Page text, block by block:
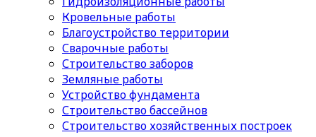
Кровельные работы
Благоустройство территории
Сварочные работы
Строительство заборов
Земляные работы
Устройство фундамента
Строительство бассейнов
Строительство хозяйственных построек